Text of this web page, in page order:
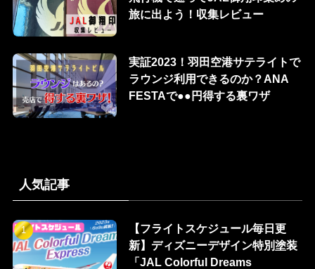
旅に出よう！収集レビュー
実証2023！羽田空港サテライトで
ラウンジ利用できるのか？ANA
FESTAで●●円得する裏ワザ
人気記事
【フライトスケジュール毎日更
新】ディズニーデザイン特別塗装
「JAL Colorful Dreams